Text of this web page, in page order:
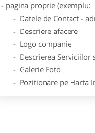
- pagina proprie (exemplu:
- Datele de Contact -
- Descriere afacere
- Logo companie
- Descrierea Serviciilor
- Galerie Foto
- Pozitionare pe Harta